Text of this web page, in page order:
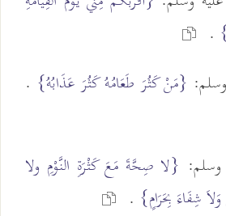
.
{مَنْ كَثُرَ طَعَامُهُ كَثُرَ عَذَابُهُ} .
وسلم: {لا صِحَّةَ مَعَ كَثْرَةِ النَّوْمِ ولا
شِفَاءَ بِحَرَامٍ} .